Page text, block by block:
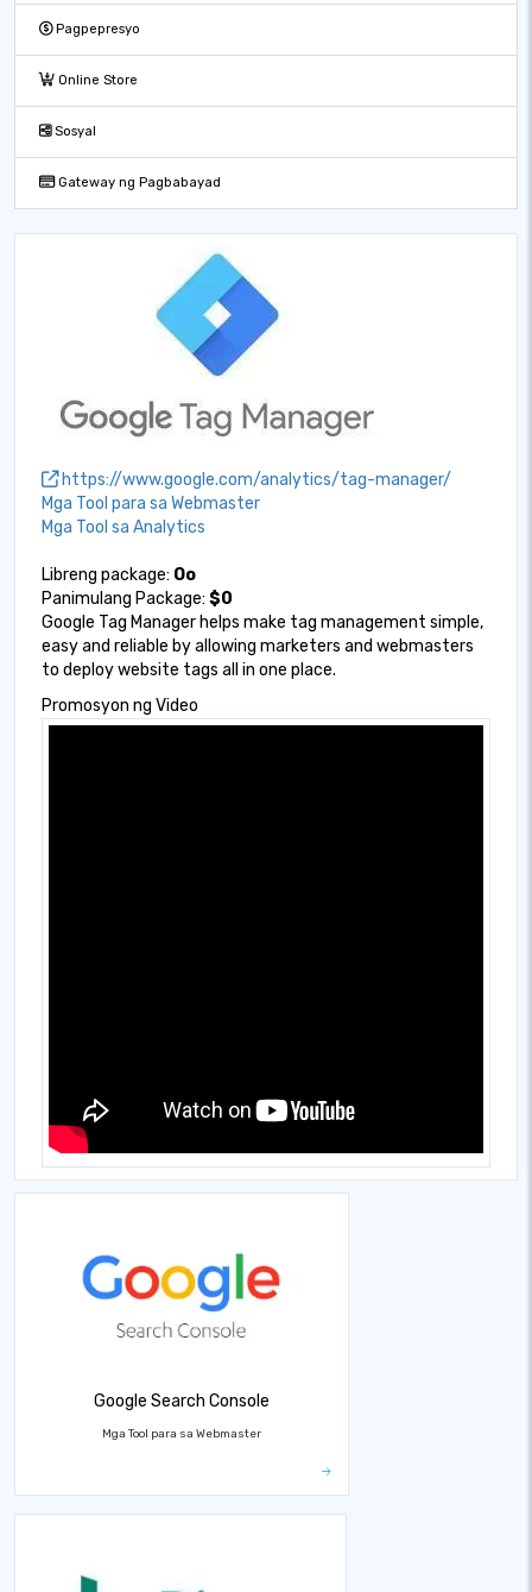
Pagpepresyo
Online Store
Sosyal
Gateway ng Pagbabayad
https://www.google.com/analytics/tag-manager/
Mga Tool para sa Webmaster
Mga Tool sa Analytics
Libreng package: Oo
Panimulang Package: $0
Google Tag Manager helps make tag management simple,
easy and reliable by allowing marketers and webmasters
to deploy website tags all in one place.
Promosyon ng Video
Google Search Console
Mga Tool para sa Webmaster